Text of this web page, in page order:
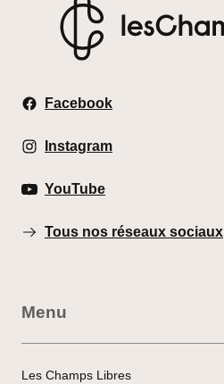
Facebook
Instagram
YouTube
Tous nos réseaux sociaux
Menu
Les Champs Libres